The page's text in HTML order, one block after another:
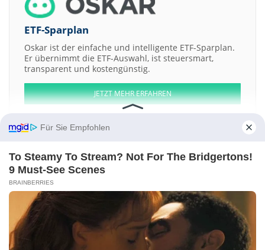
ETF-Sparplan
Oskar ist der einfache und intelligente ETF-Sparplan.
Er übernimmt die ETF-Auswahl, ist steuersmart,
transparent und kostengünstig.
JETZT MEHR ERFAHREN
Aktien ATX DAX EuroStoxx 50 Dow Jones NASDAQ 100 Nikkei 225
Weitere Aktien:
Tata Consultancy Services
AltheaDx Ikwezi Mining Alcatel-Lucent
Emission 2015
Dassault Systemes
- Impressum Werbung-Barrierefreiheit
Für Sie Empfohlen
To Steamy To Stream? Not For The Bridgertons!
9 Must-See Scenes
BRAINBERRIES